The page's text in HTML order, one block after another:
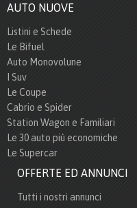
AUTO NUOVE
Listini e Schede
Le Bifuel
Auto Monovolune
I Suv
Le Coupe
Cabrio e Spider
Station Wagon e Familiari
Le 30 auto più economiche
Le Supercar
OFFERTE ED ANNUNCI
Tutti i nostri annunci